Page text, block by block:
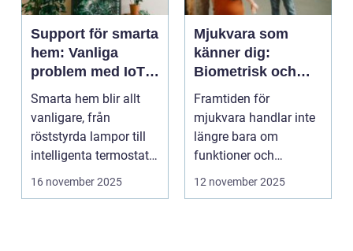
Support för smarta
hem: Vanliga
problem med IoT-
enheter
Smarta hem blir allt
vanligare, från
röststyrda lampor till
intelligenta termostater
och ...
16 november 2025
Mjukvara som
känner dig:
Biometrisk och
beteendedriven
personalisering
Framtiden för
mjukvara handlar inte
längre bara om
funktioner och
användargränss...
12 november 2025